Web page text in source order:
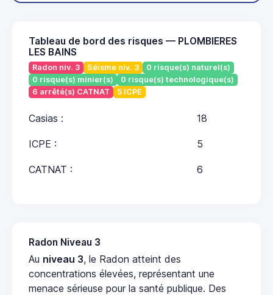
Tableau de bord des risques — PLOMBIERES
LES BAINS
Radon niv. 3 Séisme niv. 3
0 risque(s) naturel(s)
0 risque(s) minier(s)
0 risque(s) technologique(s)
6 arrêté(s) CATNAT
5 ICPE
Casias : 18
ICPE : 5
CATNAT : 6
Radon Niveau 3
Au niveau 3, le Radon atteint des
concentrations élevées, représentant une
menace sérieuse pour la santé publique. Des